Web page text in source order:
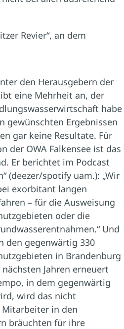
Revier“, an dem
den Herausgebern der
eine Mehrheit an, der
habe
gewünschten Ergebnissen
gar keine Resultate. Für
der OWA Falkensee ist das
Er berichtet im Podcast
(deezer/spotify uam.): „Wir
exorbitant langen
– für die Ausweisung
oder die
Und
den gegenwärtig 330
in Brandenburg
Jahren erneuert
in dem gegenwärtig
wird das nicht
in den
bräuchten für ihre